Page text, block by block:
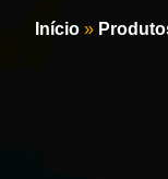
Início »